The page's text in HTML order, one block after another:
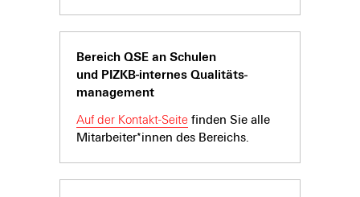
Bereich QSE an Schulen
und PIZKB-internes Qualitäts­­­­
manage­ment
Auf der Kontakt-Seite finden Sie alle
Mitarbeiter*innen des Bereichs.